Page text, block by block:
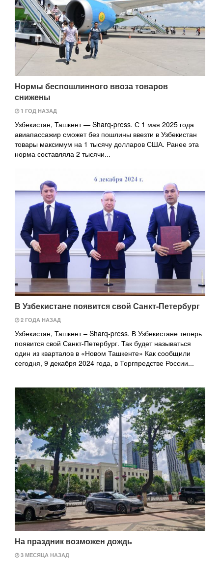
Нормы беспошлинного ввоза товаров
снижены
1 ГОД НАЗАД
Узбекистан, Ташкент — Sharq-press. С 1 мая 2025 года
авиапассажир сможет без пошлины ввезти в Узбекистан
товары максимум на 1 тысячу долларов США. Ранее эта
норма составляла 2 тысячи...
В Узбекистане появится свой Санкт-Петербург
2 ГОДА НАЗАД
Узбекистан, Ташкент – Sharq-press. В Узбекистане теперь
появится свой Санкт-Петербург. Так будет называться
один из кварталов в «Новом Ташкенте» Как сообщили
сегодня, 9 декабря 2024 года, в Торгпредстве России...
На праздник возможен дождь
3 МЕСЯЦА НАЗАД